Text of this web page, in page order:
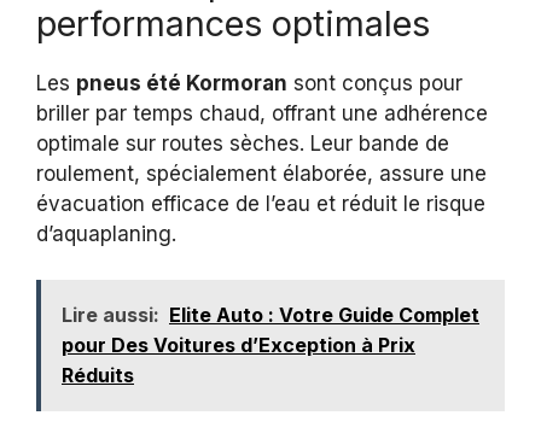
performances optimales
Les pneus été Kormoran sont conçus pour
briller par temps chaud, offrant une adhérence
optimale sur routes sèches. Leur bande de
roulement, spécialement élaborée, assure une
évacuation efficace de l’eau et réduit le risque
d’aquaplaning.
Lire aussi: Elite Auto : Votre Guide Complet
pour Des Voitures d’Exception à Prix
Réduits